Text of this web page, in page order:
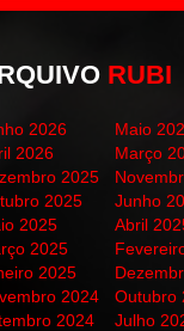
RUBI
2026
Maio
2026
Março
2025
2025
Junho
2025
Abril
2025
2025
2024
Outubro
2024
Julho